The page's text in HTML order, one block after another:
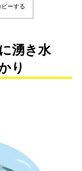
ーする
湧き水
り